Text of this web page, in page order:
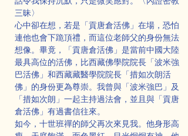
三昧〉
心中卻在想，若是「貢唐倉活佛」在場，恐怕
連他也會下跪頂禮，而這位老師父的身份無法
想像。畢竟，「貢唐倉活佛」是當前中國大陸
最具高位的活佛，比西藏佛學院院長「波米強
巴活佛」和西藏藏醫學院院長「措如次朗活
佛」的身份更為尊崇。我曾與「波米強巴」及
「措如次朗」一起主持過法會，並且與「貢唐
倉活佛」有過書信往來。
如今，十世班禪的師父再次來見我。他身形高